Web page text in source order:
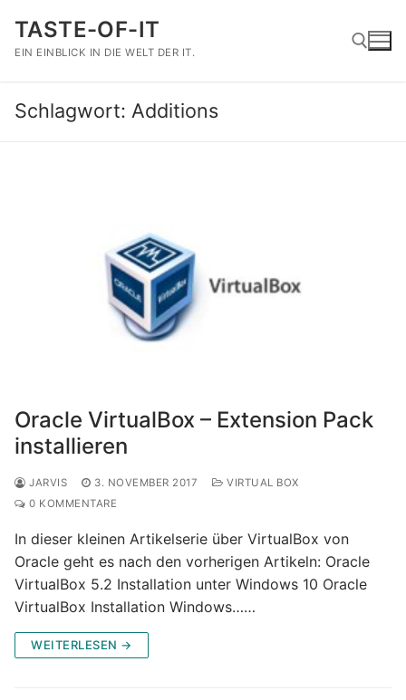
Inhalt
springen
TASTE-OF-IT
EIN EINBLICK IN DIE WELT DER IT.
Suchen nach:
Schlagwort: Additions
Oracle VirtualBox – Extension Pack
installieren
JARVIS 3. NOVEMBER 2017
VIRTUAL BOX
0 KOMMENTARE
In dieser kleinen Artikelserie über VirtualBox von
Oracle geht es nach den vorherigen Artikeln: Oracle
VirtualBox 5.2 Installation unter Windows 10 Oracle
VirtualBox Installation Windows……
WEITERLESEN →